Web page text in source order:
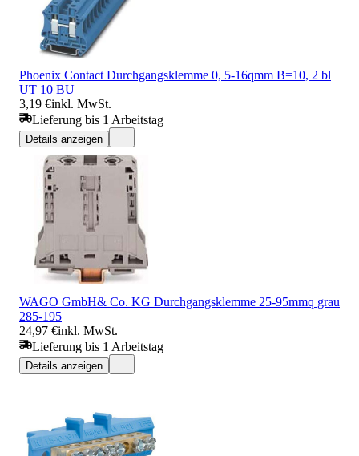
Phoenix Contact Durchgangsklemme 0, 5-16qmm B=10, 2 bl
UT 10 BU
3,19 €inkl. MwSt.
Lieferung bis 1 Arbeitstag
Details anzeigen
WAGO GmbH& Co. KG Durchgangsklemme 25-95mmq grau
285-195
24,97 €inkl. MwSt.
Lieferung bis 1 Arbeitstag
Details anzeigen